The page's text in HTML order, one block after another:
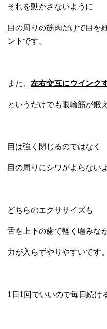
それを動かさないように
目の周りの筋肉だけで目を
ントです。
また、 左右交互にウインク
というだけでも眼輪筋が鍛
目は強く閉じるのではなく
目の周りにシワがよらない
どちらのエクササイズも
舌を上下の歯で軽く噛みな
力が入らずやりやすいです。
1日1回でいいので毎日続け